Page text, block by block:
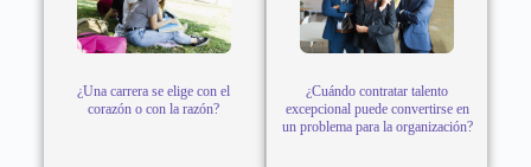
¿Una carrera se elige con el
corazón o con la razón?
¿Cuándo contratar talento
excepcional puede convertirse en
un problema para la organización?